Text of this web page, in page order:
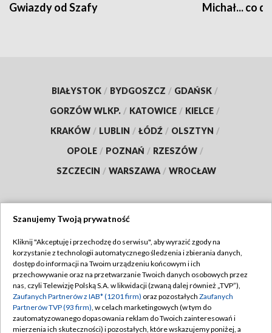
Gwiazdy od Szafy Michał... co
BIAŁYSTOK / BYDGOSZCZ / GDAŃSK /
GORZÓW WLKP. / KATOWICE / KIELCE /
KRAKÓW / LUBLIN / ŁÓDŹ / OLSZTYN /
OPOLE / POZNAŃ / RZESZÓW /
SZCZECIN / WARSZAWA / WROCŁAW
TVP
Abonament TVP
Emisja w TVP
Centrum informacji TVP
Regulamin TVP
Polityka prywatności
Moje zgody
Szanujemy Twoją prywatność
Kliknij "Akceptuję i przechodzę do serwisu", aby wyrazić zgody na
korzystanie z technologii automatycznego śledzenia i zbierania danych,
dostęp do informacji na Twoim urządzeniu końcowym i ich
przechowywanie oraz na przetwarzanie Twoich danych osobowych przez
nas, czyli Telewizję Polską S.A. w likwidacji (zwaną dalej również „TVP”),
Zaufanych Partnerów z IAB* (1201 firm) oraz pozostałych Zaufanych
Partnerów TVP (93 firm), w celach marketingowych (w tym do
zautomatyzowanego dopasowania reklam do Twoich zainteresowań i
mierzenia ich skuteczności) i pozostałych, które wskazujemy poniżej, a